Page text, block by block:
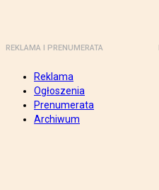
REKLAMA I PRENUMERATA
Reklama
Ogłoszenia
Prenumerata
Archiwum